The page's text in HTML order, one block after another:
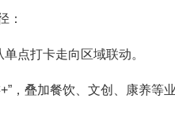
：
单点打卡走向区域联动。
，叠加餐饮、文创、康养等业